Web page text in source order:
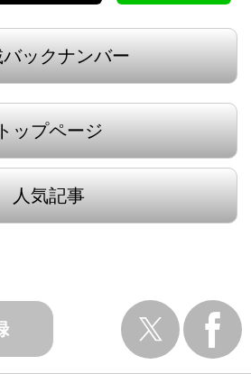
ックナンバー
トップページ
人気記事